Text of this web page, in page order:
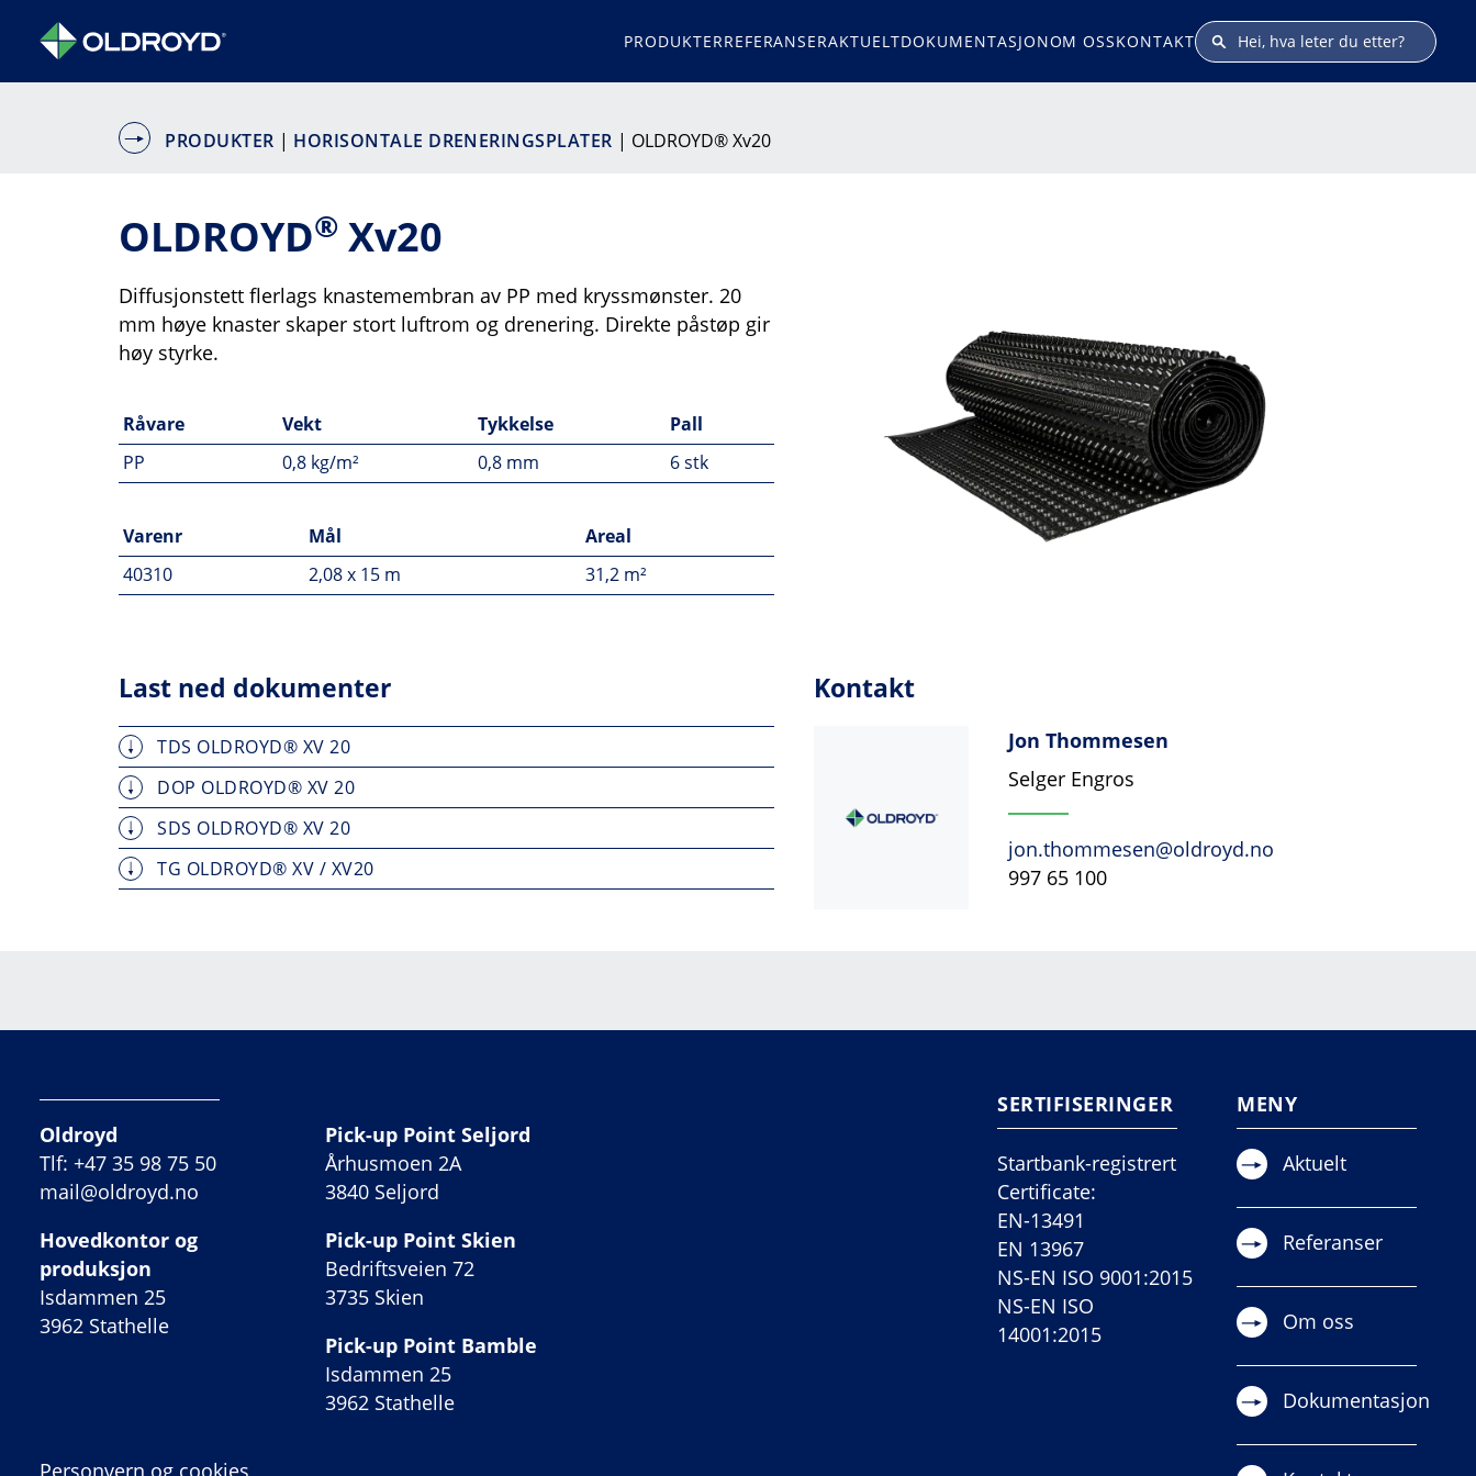
PRODUKTERREFERANSERAKTUELTDOKUMENTASJONOM OSSKONTAKT
PRODUKTER | HORISONTALE DRENERINGSPLATER | OLDROYD® Xv20
OLDROYD® Xv20
Diffusjonstett flerlags knastemembran av PP med kryssmønster. 20
mm høye knaster skaper stort luftrom og drenering. Direkte påstøp gir
høy styrke.
Råvare Vekt Tykkelse
Pall
PP
0,8 kg/m² 0,8 mm 6 stk
Varenr Mål
Areal
40310
2,08 x 15 m 31,2 m²
Last ned dokumenter
TDS OLDROYD® XV 20
DOP OLDROYD® XV 20
SDS OLDROYD® XV 20
TG OLDROYD® XV / XV20
Kontakt
Jon Thommesen
Selger Engros
jon.thommesen@oldroyd.no
997 65 100
Oldroyd
Tlf: +47 35 98 75 50
mail@oldroyd.no
Hovedkontor og
produksjon
Isdammen 25
3962 Stathelle
Pick-up Point Seljord
Århusmoen 2A
3840 Seljord
Pick-up Point Skien
Bedriftsveien 72
3735 Skien
Pick-up Point Bamble
Isdammen 25
3962 Stathelle
SERTIFISERINGER
Startbank-registrert
Certificate:
EN-13491
EN 13967
NS-EN ISO 9001:2015
NS-EN ISO
14001:2015
MENY
Aktuelt
Referanser
Om oss
Dokumentasjon